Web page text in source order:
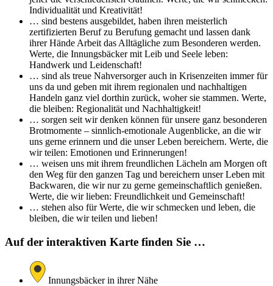
Individualität und Kreativität!
… sind bestens ausgebildet, haben ihren meisterlich
zertifizierten Beruf zu Berufung gemacht und lassen dank
ihrer Hände Arbeit das Alltägliche zum Besonderen werden.
Werte, die Innungsbäcker mit Leib und Seele leben:
Handwerk und Leidenschaft!
… sind als treue Nahversorger auch in Krisenzeiten immer für
uns da und geben mit ihrem regionalen und nachhaltigen
Handeln ganz viel dorthin zurück, woher sie stammen. Werte,
die bleiben: Regionalität und Nachhaltigkeit!
… sorgen seit wir denken können für unsere ganz besonderen
Brotmomente – sinnlich-emotionale Augenblicke, an die wir
uns gerne erinnern und die unser Leben bereichern. Werte, die
wir teilen: Emotionen und Erinnerungen!
… weisen uns mit ihrem freundlichen Lächeln am Morgen oft
den Weg für den ganzen Tag und bereichern unser Leben mit
Backwaren, die wir nur zu gerne gemeinschaftlich genießen.
Werte, die wir lieben: Freundlichkeit und Gemeinschaft!
… stehen also für Werte, die wir schmecken und leben, die
bleiben, die wir teilen und lieben!
Auf der interaktiven Karte finden Sie …
Innungsbäcker in ihrer Nähe